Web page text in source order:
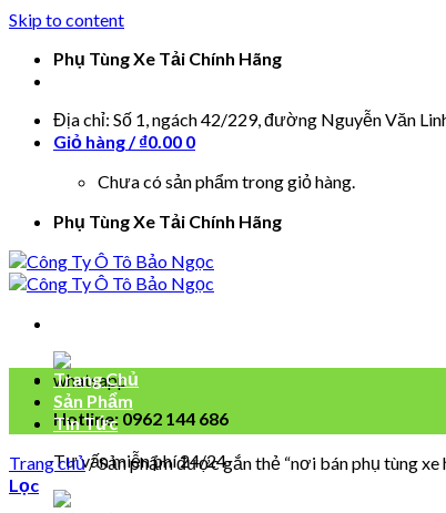
Skip to content
Phụ Tùng Xe Tải Chính Hãng
Địa chỉ: Số 1, ngách 42/229, đường Nguyễn Văn
Giỏ hàng /₫0.00 0
Chưa có sản phẩm trong giỏ hàng.
Phụ Tùng Xe Tải Chính Hãng
Hotline: 0962 144 686
Tư vấn miễn phí 24/24
Trang Chủ
Sản Phẩm
Tin Tức
Trang chủ/Sản phẩm được gắn thẻ “nơi bán phụ tùng xe
Lọc